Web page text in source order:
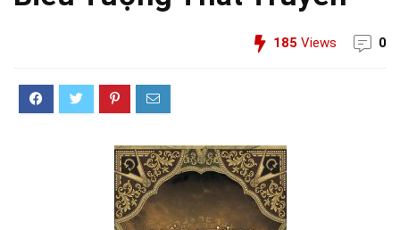
185 Views 0